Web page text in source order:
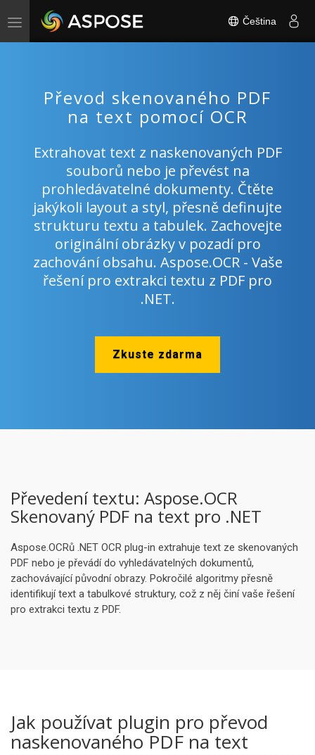
Toggle
Čeština
Převod skenovaného PDF
na text pomocí OCR
Extrahovat text z naskenovaných PDF
souborů nebo je převést na
prohledávatelné dokumenty. Čtěte
jakýkoli layout a styl, přesně definujte
strukturu textu a tabulek. Zachovejte
originální obrázky v pozadí pro
zachování obsahu. Aspose.OCR - Vaše
řešení pro extrakci textu z PDF pro
.NET.
Zkuste zdarma
Převedení textu: Aspose.OCR
Skenovaný PDF na text pro .NET
Aspose.OCRů .NET OCR plug-in extrahuje text ze skenovaných
PDF nebo je převádí do vyhledávatelných dokumentů,
zachovávající původní obrazy. Pokročilé algoritmy přesně
identifikují text a tabulkové struktury, což z něj činí vaše řešení
pro extrakci textu z PDF.
Jak používat plugin pro převod
naskenovaného PDF na text